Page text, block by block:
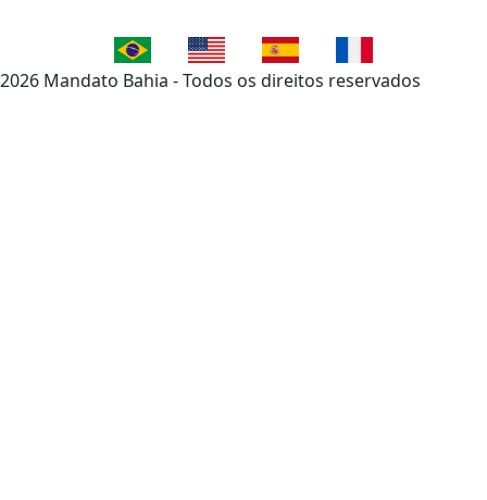
2026 Mandato Bahia - Todos os direitos reservados